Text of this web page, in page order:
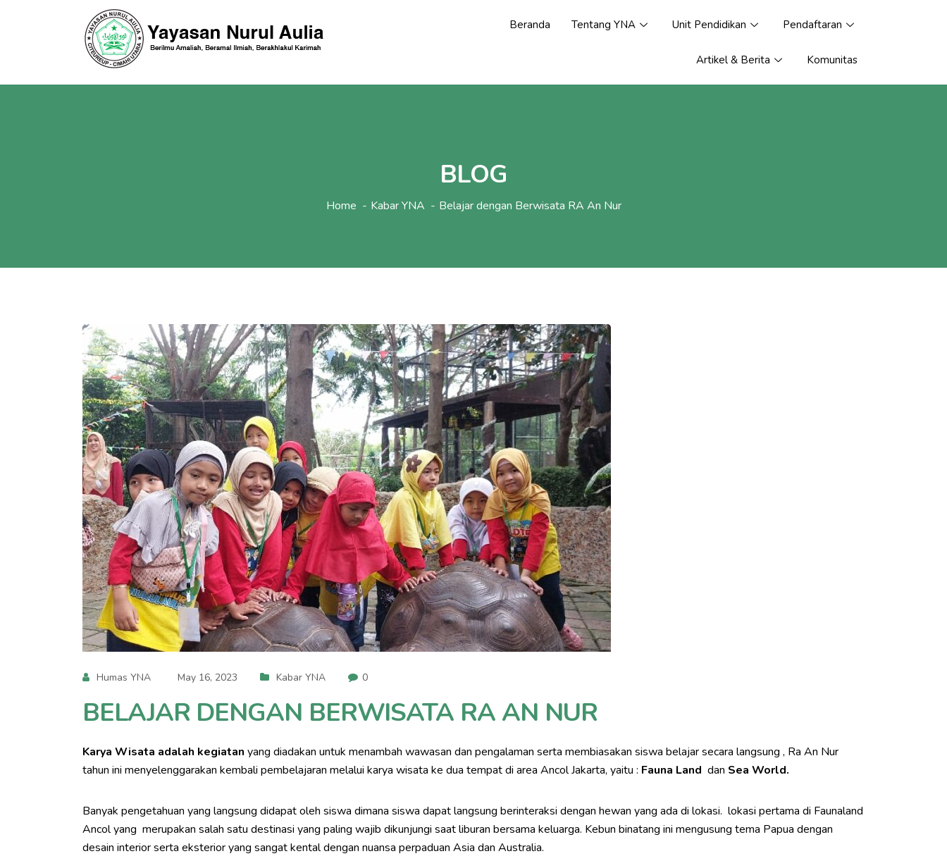
Beranda Tentang YNA Unit Pendidikan Pendaftaran
Artikel & Berita Komunitas
BLOG
Home Kabar YNA Belajar dengan Berwisata RA An Nur
Humas YNA May 16, 2023 Kabar YNA 0
BELAJAR DENGAN BERWISATA RA AN NUR
Karya Wisata adalah kegiatan yang diadakan untuk menambah wawasan dan pengalaman serta membiasakan siswa belajar secara langsung , Ra An Nur
tahun ini menyelenggarakan kembali pembelajaran melalui karya wisata ke dua tempat di area Ancol Jakarta, yaitu : Fauna Land dan Sea World.
Banyak pengetahuan yang langsung didapat oleh siswa dimana siswa dapat langsung berinteraksi dengan hewan yang ada di lokasi. lokasi pertama di Faunaland
Ancol yang merupakan salah satu destinasi yang paling wajib dikunjungi saat liburan bersama keluarga. Kebun binatang ini mengusung tema Papua dengan
desain interior serta eksterior yang sangat kental dengan nuansa perpaduan Asia dan Australia.